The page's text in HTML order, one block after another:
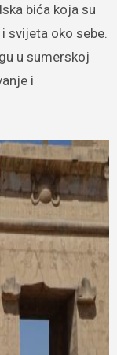
bića koja su
svijeta oko sebe.
u sumerskoj
i